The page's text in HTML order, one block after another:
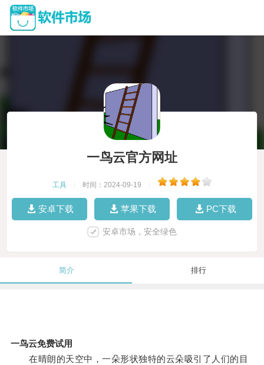
一鸟云官方网址
工具 时间：2024-09-19
安卓下载 苹果下载 PC下载
安卓市场，安全绿色
简介 排行
一鸟云免费试用
在晴朗的天空中，一朵形状独特的云朵吸引了人们的目